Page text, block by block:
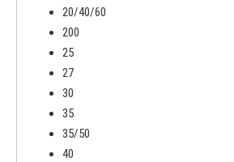
20/40/60
200
25
27
30
35
35/50
40